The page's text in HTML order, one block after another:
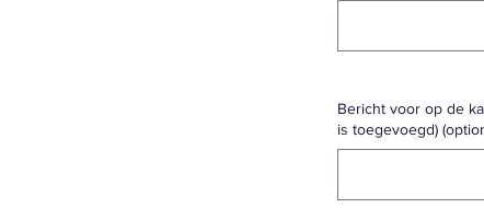
Bericht voor op de
is toegevoegd)